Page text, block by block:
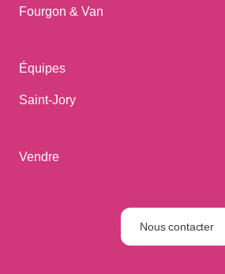
Fourgon & Van
Équipes
Saint-Jory
Vendre
Nous contacter